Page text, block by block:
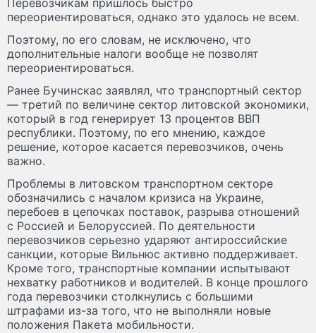
Перевозчикам пришлось быстро
переориентироваться, однако это удалось не всем.
Поэтому, по его словам, не исключено, что
дополнительные налоги вообще не позволят
переориентироваться.
Ранее Бучинскас заявлял, что транспортный сектор
— третий по величине сектор литовской экономики,
который в год генерирует 13 процентов ВВП
республики. Поэтому, по его мнению, каждое
решение, которое касается перевозчиков, очень
важно.
Проблемы в литовском транспортном секторе
обозначились с началом кризиса на Украине,
перебоев в цепочках поставок, разрыва отношений
с Россией и Белоруссией. По деятельности
перевозчиков серьезно ударяют антироссийские
санкции, которые Вильнюс активно поддерживает.
Кроме того, транспортные компании испытывают
нехватку работников и водителей. В конце прошлого
года перевозчики столкнулись с большими
штрафами из-за того, что не выполняли новые
положения Пакета мобильности.